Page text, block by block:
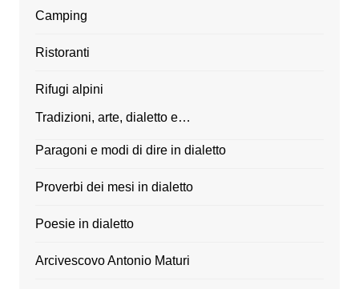
Camping
Ristoranti
Rifugi alpini
Tradizioni, arte, dialetto e…
Paragoni e modi di dire in dialetto
Proverbi dei mesi in dialetto
Poesie in dialetto
Arcivescovo Antonio Maturi